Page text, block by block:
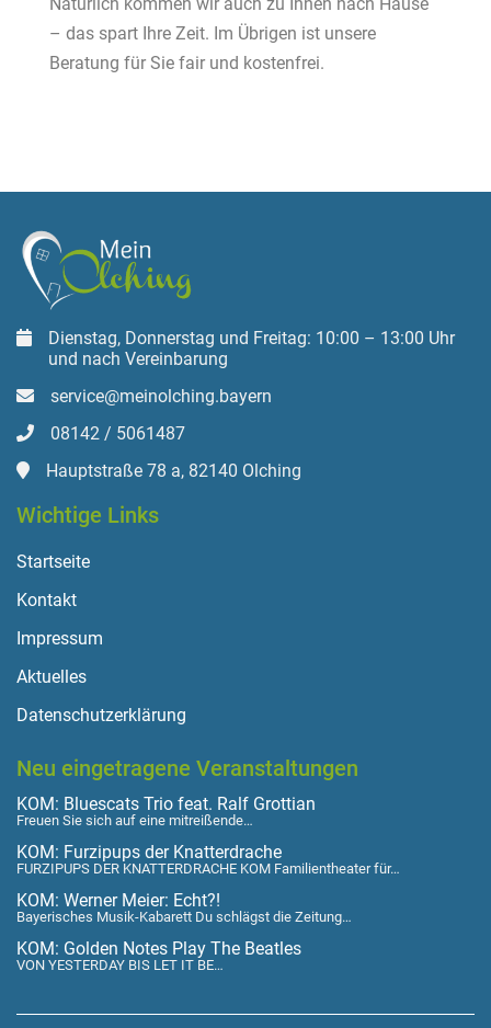
– das spart Ihre Zeit. Im Übrigen ist unsere
Beratung für Sie fair und kostenfrei.
Dienstag, Donnerstag und Freitag: 10:00 – 13:00 Uhr
und nach Vereinbarung
service@meinolching.bayern
08142 / 5061487
Hauptstraße 78 a, 82140 Olching
Wichtige Links
Startseite
Kontakt
Impressum
Aktuelles
Datenschutzerklärung
Neu eingetragene Veranstaltungen
KOM: Bluescats Trio feat. Ralf Grottian
Freuen Sie sich auf eine mitreißende…
KOM: Furzipups der Knatterdrache
FURZIPUPS DER KNATTERDRACHE KOM Familientheater für…
KOM: Werner Meier: Echt?!
Bayerisches Musik-Kabarett Du schlägst die Zeitung…
KOM: Golden Notes Play The Beatles
VON YESTERDAY BIS LET IT BE…